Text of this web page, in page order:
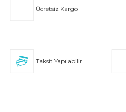
Ücretsiz Kargo
Taksit Yapılabilir